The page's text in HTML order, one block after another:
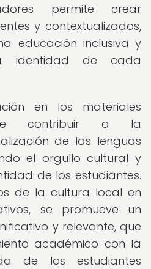
permite crear
y contextualizados,
educación inclusiva y
identidad de cada
en los materiales
contribuir a la
de las lenguas
el orgullo cultural y
de los estudiantes.
de la cultura local en
se promueve un
y relevante, que
académico con la
de los estudiantes